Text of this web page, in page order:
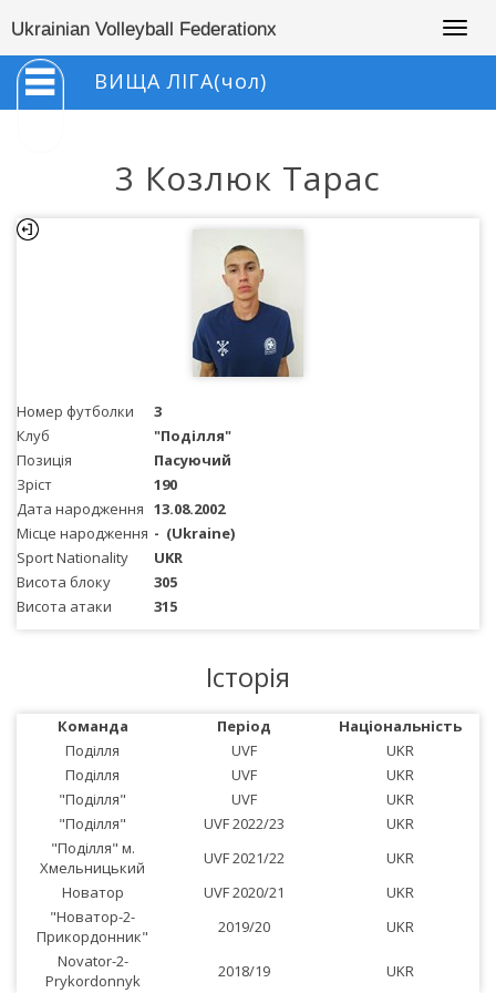
Ukrainian Volleyball Federationx
ВИЩА ЛІГА(чол)
3 Козлюк Тарас
Номер футболки
3
Клуб
"Поділля"
Позиція
Пасуючий
Зріст
190
Дата народження 13.08.2002
Місце народження - (Ukraine)
Sport Nationality
UKR
Висота блоку
305
Висота атаки
315
Історія
Команда Період
Національність
Поділля
UVF
UKR
Поділля
UVF
UKR
"Поділля"
UVF
UKR
"Поділля"
UVF 2022/23
UKR
"Поділля" м.
Хмельницький
UVF 2021/22
UKR
Новатор
UVF 2020/21
UKR
"Новатор-2-
Прикордонник"
2019/20
UKR
Novator-2-
Prykordonnyk
2018/19 UKR